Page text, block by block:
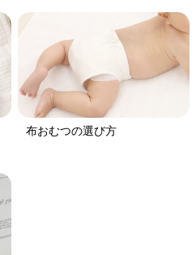
布おむつの選び方